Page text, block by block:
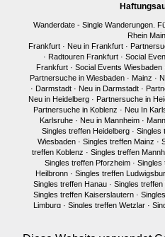
Wanderdate - Single Wanderungen.
Rhein
Frankfurt · Neu in Frankfurt ·
· Radtouren Frankfurt · Social
Frankfurt· Social Events Wiesbaden
Partnersuche in Wiesbaden· Mainz ·
· Darmstadt· Neu in Darmstadt·
Neu in Heidelberg · Partnersuche in
Partnersuche in Koblenz · Neu In
Karlsruhe· Neu in Mannheim·
Singles treffen Heidelberg · Singles
Wiesbaden· Singles treffen Mainz ·
treffen Koblenz · Singles treffen
Singles treffen Pforzheim· Singles
Heilbronn· Singles treffen
Singles treffen Hanau · Singles treffen
Singles treffen Kaiserslautern·
Limburg· Singles treffen Wetzlar·